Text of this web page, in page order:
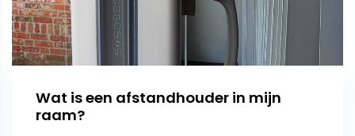
Wat is een afstandhouder in mijn
raam?